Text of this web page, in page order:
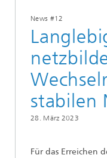
News #12
stabilen
28. März 2023
Für das Erreichen